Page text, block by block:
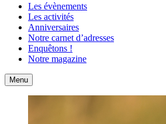
Les évènements
Les activités
Anniversaires
Notre carnet d’adresses
Enquêtons !
Notre magazine
Accueil
Menu Contact